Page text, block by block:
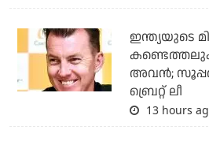
ഇന്ത്യയുടെ
അവന്‍; സൂപ്പര്‍
ബ്രെറ്റ് ലീ
13 hours